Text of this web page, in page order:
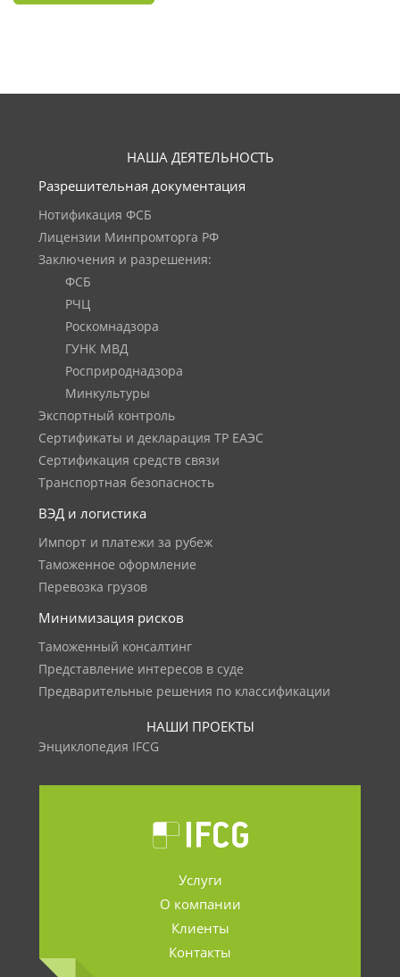
НАША ДЕЯТЕЛЬНОСТЬ
Разрешительная документация
Нотификация ФСБ
Лицензии Минпромторга РФ
Заключения и разрешения:
ФСБ
РЧЦ
Роскомнадзора
ГУНК МВД
Росприроднадзора
Минкультуры
Экспортный контроль
Сертификаты и декларация ТР ЕАЭС
Сертификация средств связи
Транспортная безопасность
ВЭД и логистика
Импорт и платежи за рубеж
Таможенное оформление
Перевозка грузов
Минимизация рисков
Таможенный консалтинг
Представление интересов в суде
Предварительные решения по классификации
НАШИ ПРОЕКТЫ
Энциклопедия IFCG
Услуги
О компании
Клиенты
Контакты